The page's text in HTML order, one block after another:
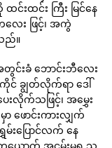
းထင်း ကြီး မြင်နေ
ေး ဖြင့်၊ အကွဲ
ည်။
င်းခံ ဘောင်းဘီလေး
င် ချွတ်လိုက်ရာ ဒေါ်
လိုက်သဖြင့်၊ အမွှေး
ဖောင်းကားလျှက်
းပြောင်လက် နေ